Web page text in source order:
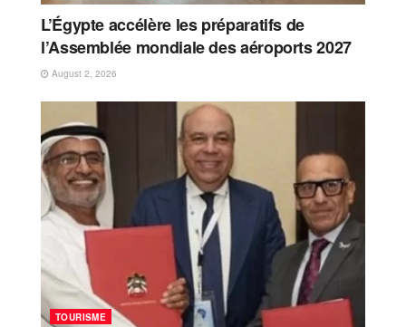
L’Égypte accélère les préparatifs de
l’Assemblée mondiale des aéroports 2027
August 2, 2026
TOURISME